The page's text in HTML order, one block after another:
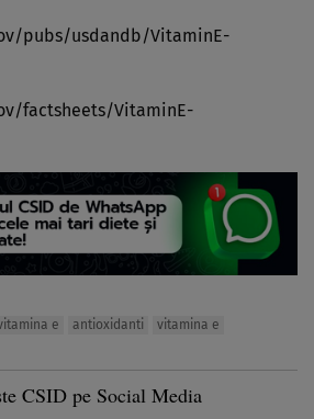
pubs/usdandb/VitaminE-
factsheets/VitaminE-
e antioxidanti vitamina e
CSID pe Social Media